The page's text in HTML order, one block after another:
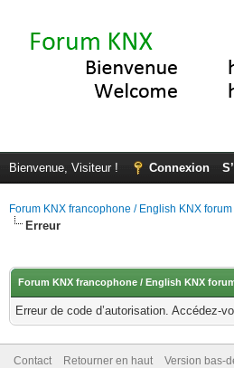
Bienvenue, Visiteur ! Connexion
Forum KNX francophone / English KNX forum
Erreur
Forum KNX francophone / English KNX
Erreur de code d’autorisation. Accédez-
Contact Retourner en haut Version bas-